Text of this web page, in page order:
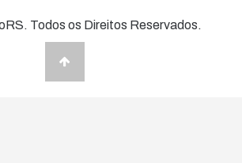
Todos os Direitos Reservados.